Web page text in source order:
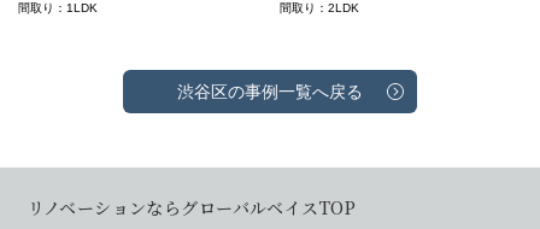
間取り：1LDK
間取り：2LDK
渋谷区の事例一覧へ戻る
リノベーションならグローバルベイスTOP